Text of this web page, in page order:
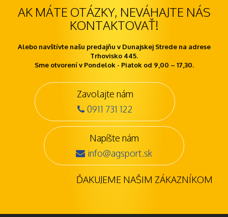
AK MÁTE OTÁZKY, NEVÁHAJTE NÁS
KONTAKTOVAŤ!
Alebo navštívte našu predajňu v Dunajskej Strede na adrese
Trhovisko 445.
Sme otvorení v Pondelok - Piatok od 9,00 – 17,30.
Zavolajte nám
0911 731 122
Napíšte nám
info@agsport.sk
ĎAKUJEME NAŠIM ZÁKAZNÍKOM